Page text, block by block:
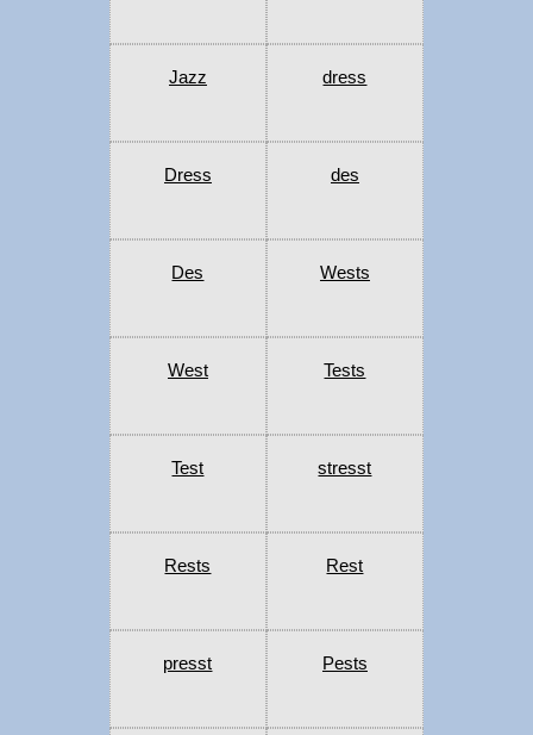
Jazz dress
Dress des
Des Wests
West Tests
Test stresst
Rests Rest
presst Pests